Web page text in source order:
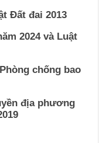
Đất đai 2013
2024 và Luật
chống bao
địa phương